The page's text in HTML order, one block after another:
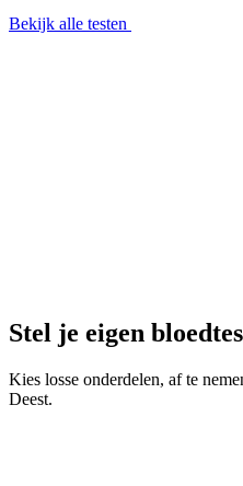
Bekijk alle testen
Stel je eigen
Kies losse onderdelen, af te
Deest.